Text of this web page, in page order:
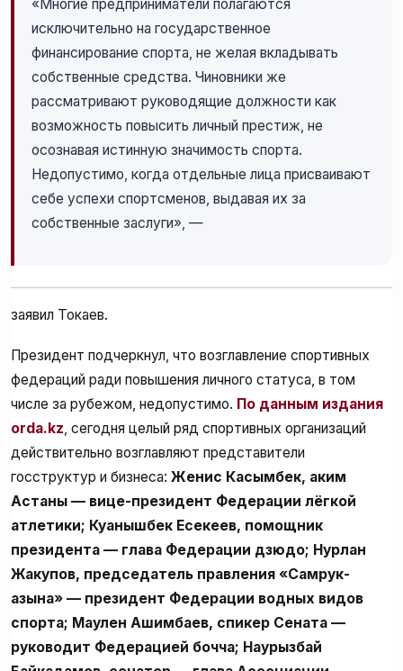
«Многие предприниматели полагаются
исключительно на государственное
финансирование спорта, не желая вкладывать
собственные средства. Чиновники же
рассматривают руководящие должности как
возможность повысить личный престиж, не
осознавая истинную значимость спорта.
Недопустимо, когда отдельные лица присваивают
себе успехи спортсменов, выдавая их за
собственные заслуги», —
заявил Токаев.
Президент подчеркнул, что возглавление спортивных
федераций ради повышения личного статуса, в том
числе за рубежом, недопустимо. По данным издания
orda.kz, сегодня целый ряд спортивных организаций
действительно возглавляют представители
госструктур и бизнеса: Женис Касымбек, аким
Астаны — вице-президент Федерации лёгкой
атлетики; Куанышбек Есекеев, помощник
президента — глава Федерации дзюдо; Нурлан
Жакупов, председатель правления «Самрук-
Қазына» — президент Федерации водных видов
спорта; Маулен Ашимбаев, спикер Сената —
руководит Федерацией бочча; Наурызбай